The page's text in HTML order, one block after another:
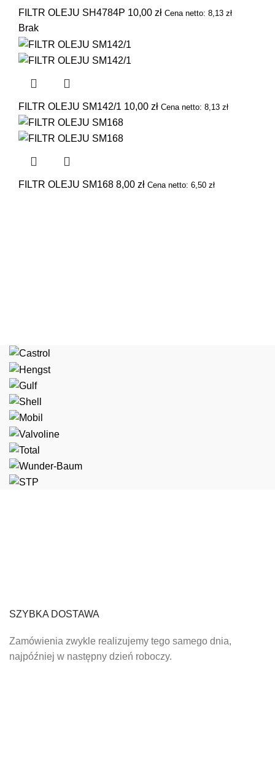
FILTR OLEJU SH4784P 10,00 zł Cena netto: 8,13 zł
Brak
FILTR OLEJU SM142/1 10,00 zł Cena netto: 8,13 zł
FILTR OLEJU SM168 8,00 zł Cena netto: 6,50 zł
SZYBKA DOSTAWA
Zamówienia zwykle realizujemy tego samego dnia,
najpóźniej w następny dzień roboczy.